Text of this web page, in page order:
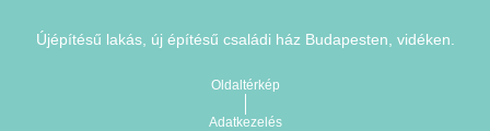
Újépítésű lakás, új építésű családi ház Budapesten, vidéken.
Oldaltérkép
Adatkezelés